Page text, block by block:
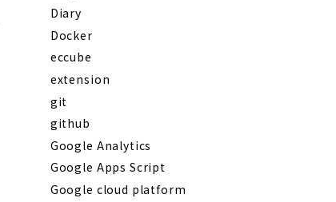
Diary
Docker
eccube
extension
git
github
Google Analytics
Google Apps Script
Google cloud platform